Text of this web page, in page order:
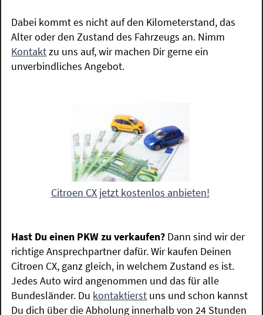
Dabei kommt es nicht auf den Kilometerstand, das
Alter oder den Zustand des Fahrzeugs an. Nimm
Kontaktzu uns auf, wir machen Dir gerne ein
unverbindliches Angebot.
Citroen CX jetzt kostenlos anbieten!
Hast Du einen PKW zu verkaufen? Dann sind wir der
richtige Ansprechpartner dafür. Wir kaufen Deinen
Citroen CX, ganz gleich, in welchem Zustand es ist.
Jedes Auto wird angenommen und das für alle
Bundesländer. Du kontaktierst uns und schon kannst
Du dich über die Abholung innerhalb von 24 Stunden